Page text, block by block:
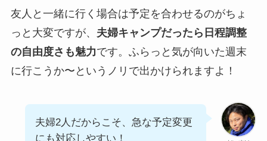
友人と一緒に行く場合は予定を合わせるのがちょ
っと大変ですが、 夫婦キャンプだったら日程調整
の自由度さも魅力です。ふらっと気が向いた週末
に行こうか〜というノリで出かけられますよ！
夫婦2人だからこそ、急な予定変更
にも対応しやすい！